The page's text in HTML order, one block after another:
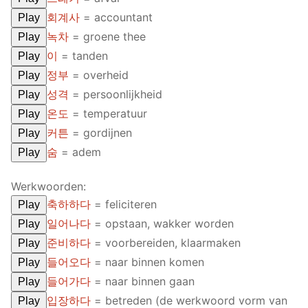
Play 회계사 = accountant
Play 녹차 = groene thee
Play 이 = tanden
Play 정부 = overheid
Play 성격 = persoonlijkheid
Play 온도 = temperatuur
Play 커튼 = gordijnen
Play 숨 = adem
Werkwoorden:
Play 축하하다 = feliciteren
Play 일어나다 = opstaan, wakker worden
Play 준비하다 = voorbereiden, klaarmaken
Play 들어오다 = naar binnen komen
Play 들어가다 = naar binnen gaan
Play 입장하다 = betreden (de werkwoord vorm van